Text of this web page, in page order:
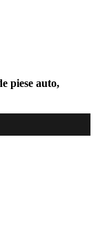
piese auto,